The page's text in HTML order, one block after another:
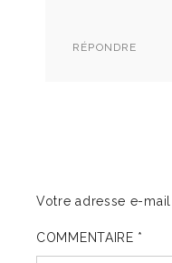
RÉPONDRE
Votre adresse e-
COMMENTAIRE *